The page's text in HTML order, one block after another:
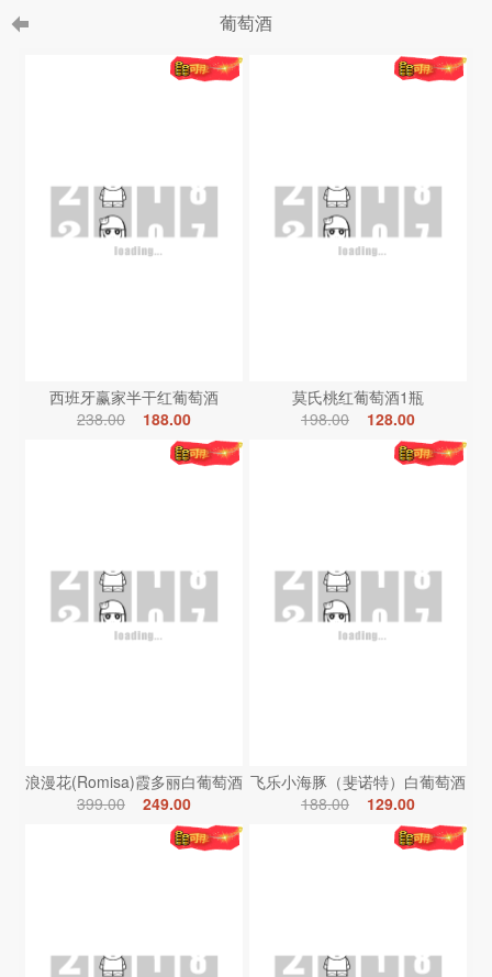
葡萄酒
西班牙赢家半干红葡萄酒
238.00
188.00
莫氏桃红葡萄酒1瓶
198.00
128.00
浪漫花(Romisa)霞多丽白葡萄酒
399.00
249.00
飞乐小海豚（斐诺特）白葡萄酒
188.00
129.00